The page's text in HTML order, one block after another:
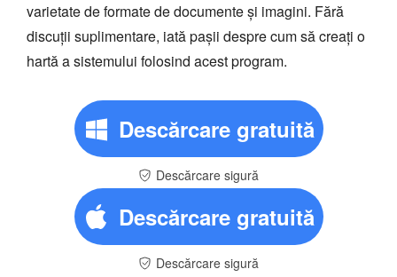
varietate de formate de documente și imagini. Fără
discuții suplimentare, iată pașii despre cum să creați o
hartă a sistemului folosind acest program.
Descărcare gratuită
Descărcare sigură
Descărcare gratuită
Descărcare sigură